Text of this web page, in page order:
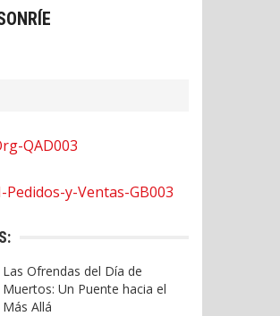
Las Ofrendas del Día de
Muertos: Un Puente hacia el
Más Allá